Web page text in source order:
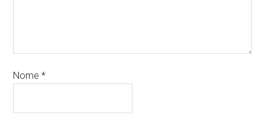
Nome*